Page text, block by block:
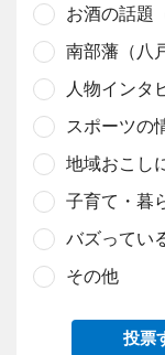
お酒の話題
南部藩（八
人物インタ
スポーツの
地域おこし
子育て・暮
バズってい
その他
投票